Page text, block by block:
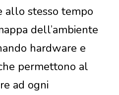
allo stesso tempo
dell’ambiente
hardware e
permettono al
ad ogni